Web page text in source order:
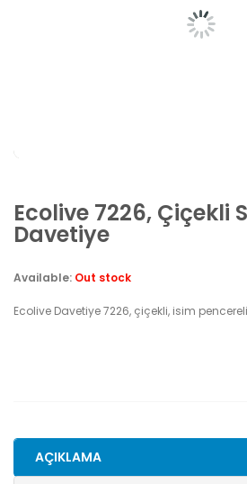
Ecolive 7226, Çiçekli
Davetiye
Available: Out stock
Ecolive Davetiye 7226, çiçekli, isim
AÇIKLAMA